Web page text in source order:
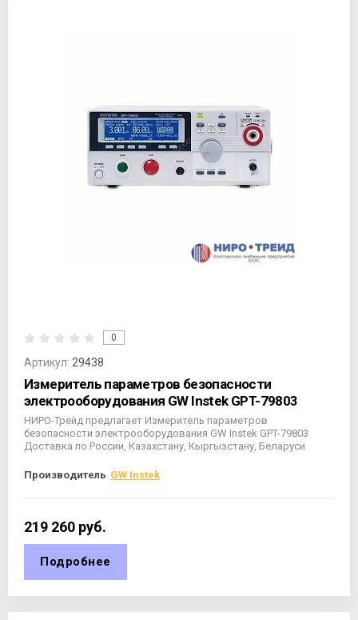
0
Артикул: 29438
Измеритель параметров безопасности
электрооборудования GW Instek GPT-79803
НИРО-Трейд предлагает Измеритель параметров
безопасности электрооборудования GW Instek GPT-79803
Доставка по России, Казахстану, Кыргызстану, Беларуси
Производитель GW Instek
219 260 руб.
Подробнее